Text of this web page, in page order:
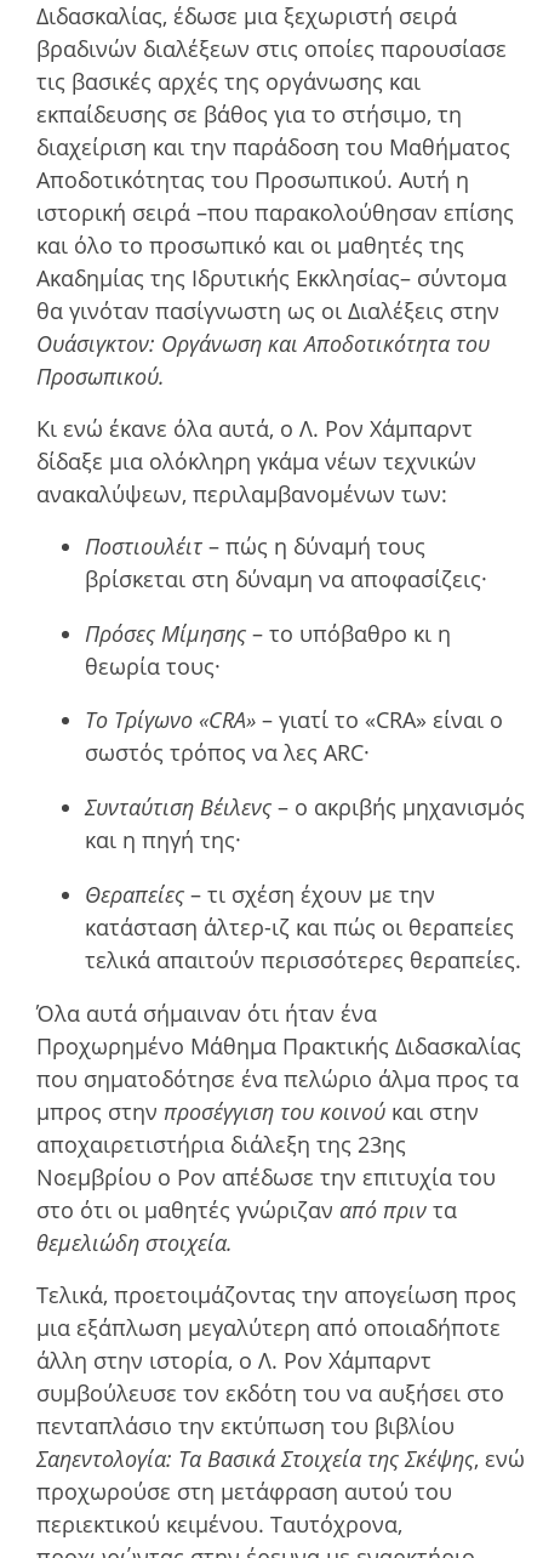
Διδασκαλίας, έδωσε µια ξεχωριστή σειρά
βραδινών διαλέξεων στις οποίες παρουσίασε
τις βασικές αρχές της οργάνωσης και
εκπαίδευσης σε βάθος για το στήσιµο, τη
διαχείριση και την παράδοση του Μαθήµατος
Αποδοτικότητας του Προσωπικού. Αυτή η
ιστορική σειρά –που παρακολούθησαν επίσης
και όλο το προσωπικό και οι µαθητές της
Ακαδηµίας της Ιδρυτικής Εκκλησίας– σύντοµα
θα γινόταν πασίγνωστη ως οι Διαλέξεις στην
Ουάσιγκτον: Οργάνωση και Αποδοτικότητα του
Προσωπικού.
Κι ενώ έκανε όλα αυτά, ο Λ. Ρον Χάμπαρντ
δίδαξε µια ολόκληρη γκάµα νέων τεχνικών
ανακαλύψεων, περιλαµβανοµένων των:
Ποστιουλέιτ – πώς η δύναµή τους
βρίσκεται στη δύναµη να αποφασίζεις·
Πρόσες Μίµησης – το υπόβαθρο κι η
θεωρία τους·
Το Τρίγωνο «CRA» – γιατί το «CRA» είναι ο
σωστός τρόπος να λες ARC·
Συνταύτιση Βέιλενς – ο ακριβής µηχανισµός
και η πηγή της·
Θεραπείες – τι σχέση έχουν µε την
κατάσταση άλτερ-ιζ και πώς οι θεραπείες
τελικά απαιτούν περισσότερες θεραπείες.
Όλα αυτά σήµαιναν ότι ήταν ένα
Προχωρηµένο Μάθηµα Πρακτικής Διδασκαλίας
που σηµατοδότησε ένα πελώριο άλµα προς τα
µπρος στην προσέγγιση του κοινού και στην
αποχαιρετιστήρια διάλεξη της 23ης
Νοεµβρίου ο Ρον απέδωσε την επιτυχία του
στο ότι οι µαθητές γνώριζαν από πριν τα
θεµελιώδη στοιχεία.
Τελικά, προετοιµάζοντας την απογείωση προς
µια εξάπλωση µεγαλύτερη από οποιαδήποτε
άλλη στην ιστορία, ο Λ. Ρον Χάμπαρντ
συµβούλευσε τον εκδότη του να αυξήσει στο
πενταπλάσιο την εκτύπωση του βιβλίου
Σαηεντολογία: Τα Βασικά Στοιχεία της Σκέψης, ενώ
προχωρούσε στη µετάφραση αυτού του
περιεκτικού κειµένου. Ταυτόχρονα,